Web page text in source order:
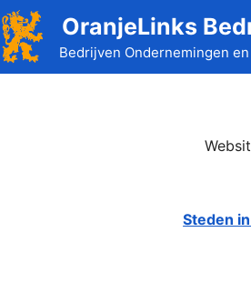
Ga
naar
de
inhoud
OranjeLinks
Bedrijven Ondernemingen
Steden